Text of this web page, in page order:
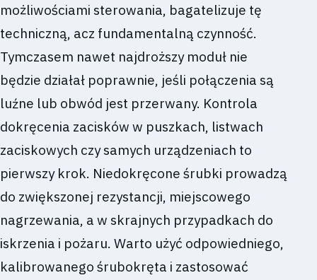
możliwościami sterowania, bagatelizuje tę
techniczną, acz fundamentalną czynność.
Tymczasem nawet najdroższy moduł nie
będzie działał poprawnie, jeśli połączenia są
luźne lub obwód jest przerwany. Kontrola
dokręcenia zacisków w puszkach, listwach
zaciskowych czy samych urządzeniach to
pierwszy krok. Niedokręcone śrubki prowadzą
do zwiększonej rezystancji, miejscowego
nagrzewania, a w skrajnych przypadkach do
iskrzenia i pożaru. Warto użyć odpowiedniego,
kalibrowanego śrubokręta i zastosować